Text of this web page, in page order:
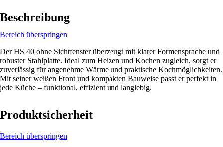
Beschreibung
Bereich überspringen
Der HS 40 ohne Sichtfenster überzeugt mit klarer Formensprache und
robuster Stahlplatte. Ideal zum Heizen und Kochen zugleich, sorgt er
zuverlässig für angenehme Wärme und praktische Kochmöglichkeiten.
Mit seiner weißen Front und kompakten Bauweise passt er perfekt in
jede Küche – funktional, effizient und langlebig.
Produktsicherheit
Bereich überspringen